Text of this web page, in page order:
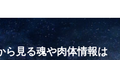
ら見る魂や肉体情報は